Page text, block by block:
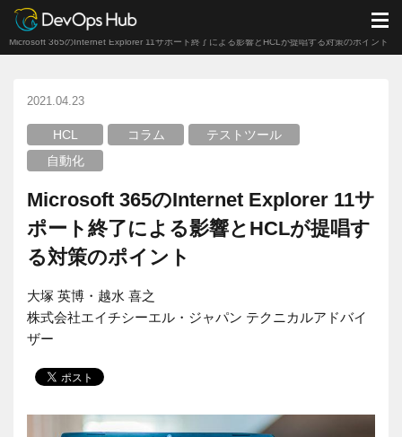
DevOps Hub ブログ コラム
Microsoft 365のInternet Explorer 11サポート終了による影響とHCLが提唱する対策のポイント
2021.04.23
HCL コラム
テストツール
自動化
Microsoft 365のInternet Explorer 11サ
ポート終了による影響とHCLが提唱す
る対策のポイント
大塚 英博・越水 喜之
株式会社エイチシーエル・ジャパン テクニカルアドバイ
ザー